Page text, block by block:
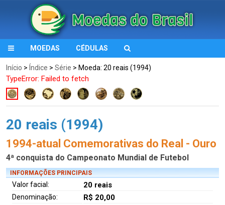
MOEDAS CÉDULAS
Início > Índice > Série > Moeda: 20 reais (1994)
TypeError: Failed to fetch
20 reais (1994)
1994-atual Comemorativas do Real - Ouro
4ª conquista do Campeonato Mundial de Futebol
INFORMAÇÕES PRINCIPAIS
Valor facial: 20 reais
Denominação: R$ 20,00